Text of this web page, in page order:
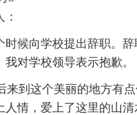
时候向学校提出辞职。
对学校领导表示抱歉。
来到这个美丽的地方有
人情，爱上了这里的山清